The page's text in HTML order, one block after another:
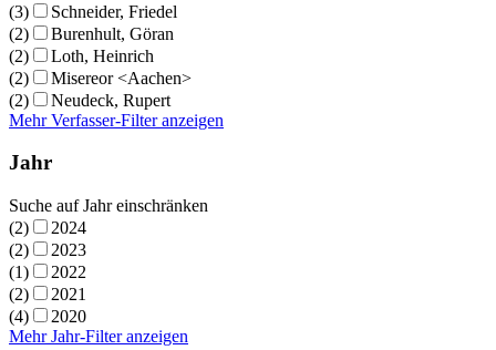
(3)
Schneider, Friedel
(2)
Burenhult, Göran
(2)
Loth, Heinrich
(2)
Misereor <Aachen>
(2)
Neudeck, Rupert
Mehr Verfasser-Filter anzeigen
Jahr
Suche auf Jahr einschränken
(2)
2024
(2)
2023
(1)
2022
(2)
2021
(4)
2020
Mehr Jahr-Filter anzeigen